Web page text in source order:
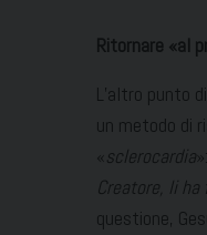
Ritornare «al
L’altro punto
un metodo di
sclerocardia
Creatore, li
questione,